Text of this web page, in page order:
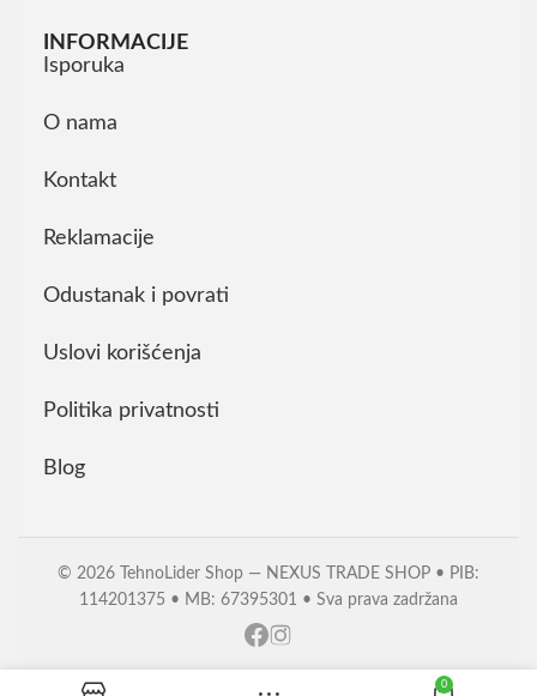
INFORMACIJE
Isporuka
O nama
Kontakt
Reklamacije
Odustanak i povrati
Uslovi korišćenja
Politika privatnosti
Blog
© 2026 TehnoLider Shop — NEXUS TRADE SHOP • PIB:
114201375 • MB: 67395301 • Sva prava zadržana
0